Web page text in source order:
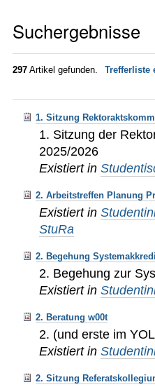
Suchergebnisse
297 Artikel gefunden.
Trefferliste
1. Sitzung
1. Sitzung der
2025/2026
Existiert in
2. Arbeitstreffen Planung
Existiert in
StuRa
2. Begehung
2. Begehung zur
Existiert in
2. Beratung w00t
2. (und erste im
Existiert in
2. Sitzung